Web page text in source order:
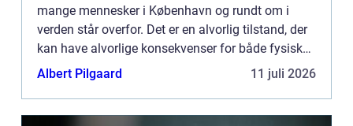
mange mennesker i København og rundt om i
verden står overfor. Det er en alvorlig tilstand, der
kan have alvorlige konsekvenser for både fysisk
og mental sundhed. Heldigvis er der hjælp at få,
Albert Pilgaard 11 juli 2026